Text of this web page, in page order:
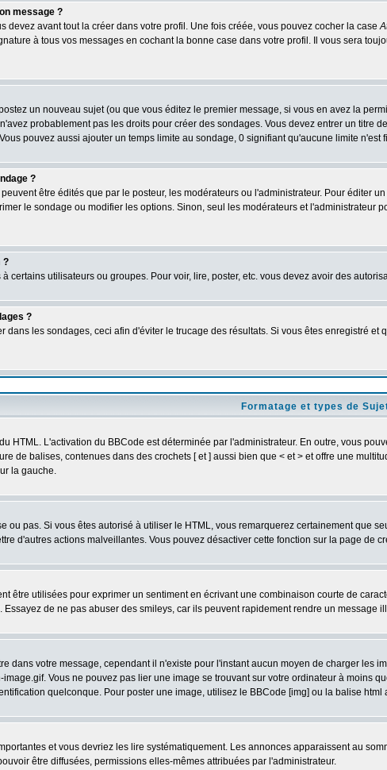
message ?
devez avant tout la créer dans votre profil. Une fois créée, vous pouvez cocher la case
à tous vos messages en cochant la bonne case dans votre profil. Il vous sera
un nouveau sujet (ou que vous éditez le premier message, si vous en avez la
probablement pas les droits pour créer des sondages. Vous devez entrer un
pouvez aussi ajouter un temps limite au sondage, 0 signifiant qu'aucune limite
?
être édités que par le posteur, les modérateurs ou l'administrateur. Pour éditer
le sondage ou modifier les options. Sinon, seul les modérateurs et
?
à certains utilisateurs ou groupes. Pour voir, lire, poster, etc. vous devez avoir des
?
dans les sondages, ceci afin d'éviter le trucage des résultats. Si vous êtes enregistré
Formatage et types de
HTML. L'activation du BBCode est déterminée par l'administrateur. En outre, vous
de balises, contenues dans des crochets [ et ] aussi bien que < et > et offre une
la gauche.
ou pas. Si vous êtes autorisé à utiliser le HTML, vous remarquerez certainement que
d'autres actions malveillantes. Vous pouvez désactiver cette fonction sur la page de
être utilisées pour exprimer un sentiment en écrivant une combinaison courte de
de ne pas abuser des smileys, car ils peuvent rapidement rendre un
dans votre message, cependant il n'existe pour l'instant aucun moyen de charger les
Vous ne pouvez pas lier une image se trouvant sur votre ordinateur à moins
quelconque. Pour poster une image, utilisez le BBCode [img] ou la balise
et vous devriez les lire systématiquement. Les annonces apparaissent au
être diffusées, permissions elles-mêmes attribuées par l'administrateur.